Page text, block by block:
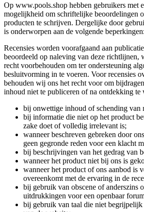
Op www.pools.shop hebben gebruikers met
mogelijkheid om schriftelijke beoordelingen
producten te schrijven. Dergelijke door
is onderworpen aan de volgende beperkingen:
Recensies worden voorafgaand aan
beoordeeld op naleving van deze richtlijnen,
recht voorbehouden om ter ondersteuning
besluitvorming in te voeren. Voor recensies
behouden wij ons het recht voor om
inhoud niet te publiceren of na ontdekking te
bij onwettige inhoud of schending van
bij informatie die niet op het product
zake doet of volledig irrelevant is;
wanneer beschreven gebreken door
geen gegronde reden voor een klacht
bij beschrijvingen van het gedrag van
wanneer het product niet bij ons is
wanneer het product of ons aanbod is
overeenkomt met de ervaring in de
bij gebruik van obscene of anderszins
uitdrukkingen voor een openbaar
bij gebruik van taal die niet